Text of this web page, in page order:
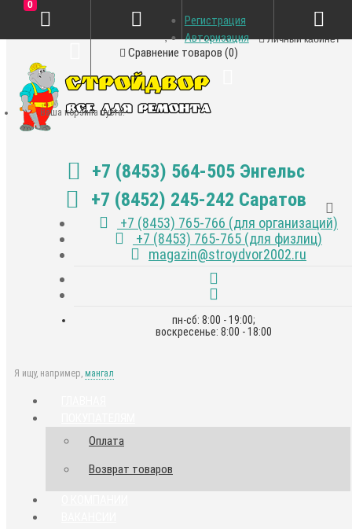
Личный кабинет
Закладки (0)
Сравнение товаров (0)
+7 (8453) 564-505 Энгельс
+7 (8452) 245-242 Саратов
+7 (8453) 765-766 (для организаций)
+7 (8453) 765-765 (для физлиц)
magazin@stroydvor2002.ru
пн-сб: 8:00 - 19:00;
воскресенье: 8:00 - 18:00
Я ищу, например, мангал
Регистрация
Авторизация
0
Ваша корзина пуста!
Оплата
Возврат товаров